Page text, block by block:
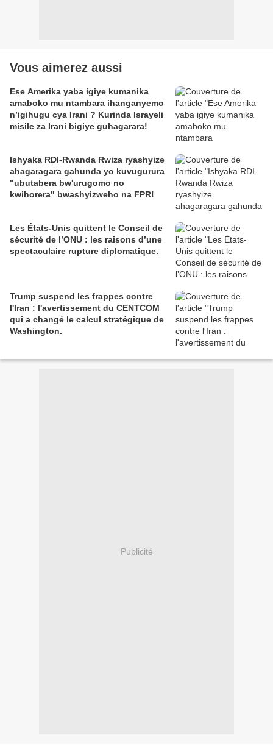
Vous aimerez aussi
Ese Amerika yaba igiye kumanika
amaboko mu ntambara ihanganyemo
n’igihugu cya Irani ? Kurinda Israyeli
misile za Irani bigiye guhagarara!
Ishyaka RDI-Rwanda Rwiza ryashyize
ahagaragara gahunda yo kuvugurura
"ubutabera bw'urugomo no
kwihorera" bwashyizweho na FPR!
Les États-Unis quittent le Conseil de
sécurité de l’ONU : les raisons d’une
spectaculaire rupture diplomatique.
Trump suspend les frappes contre
l'Iran : l'avertissement du CENTCOM
qui a changé le calcul stratégique de
Washington.
Publicité